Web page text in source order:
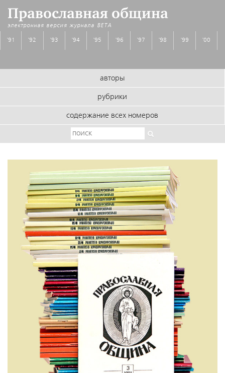
Православная община
электронная версия журнала BETA
'91 '92 '93 '94 '95 '96 '97 '98 '99 '00
авторы
рубрики
содержание всех номеров